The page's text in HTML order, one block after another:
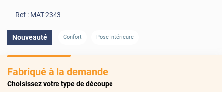
AVANT
Ref : MAT-2343
Nouveauté Confort Pose Intérieure
Fabriqué à la demande
Choisissez votre type de découpe